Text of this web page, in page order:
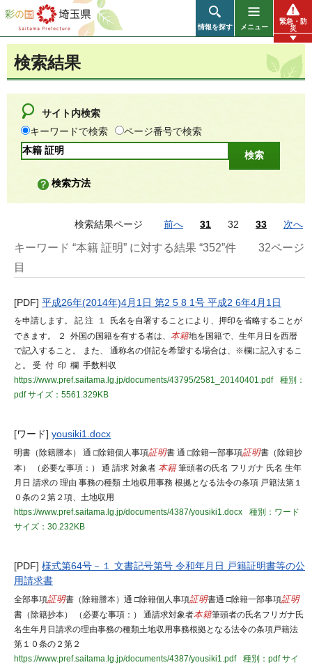
彩の国 埼玉県
情報を探す メニュー
緊急・防
災
検索結果
サイト内検索
キーワードで検索
ページ番号で検索
検索方法
検索結果ページ 前へ 31 32 33 次へ
キーワード “本籍 証明” に対する結果 “352”件
32ページ
目
[PDF] 平成26年(2014年)4月1日 第2 5 8 1号 平成2 6年4月1日
を申請します。 記 注 １ 氏名を自署することにより、押印を省略することが
できます。 ２ 外国の国籍を有する者は、 本籍地を国籍で、生年月日を西暦
で記入すること。 また、 通称名の併記を希望する場合は、※欄に記入するこ
と。 受 付 印 欄 手数料収
https://www.pref.saitama.lg.jp/documents/43795/2581_20140401.pdf
種別：
pdfサイズ：5561.329KB
[ワード] yousiki1.docx
明書（除籍謄本） 通 □除籍個人事項証明書 通 □除籍一部事項証明書（除籍抄
本） （必要な事項：） 通 請求 対象者 本籍筆頭者の氏名 フリガナ 氏名 生年
月日 請求の 理由 事務の種類 土地収用事務 根拠となる法令の条項 戸籍法第１
０条の２第２項、土地収用
https://www.pref.saitama.lg.jp/documents/4387/yousiki1.docx
種別：ワード
サイズ：30.232KB
[PDF] 様式第64号－１ 文書記号第号 令和年月日 戸籍証明書等の公
用請求書
全部事項証明書（除籍謄本）通 □除籍個人事項証明書通 □除籍一部事項証明
書（除籍抄本） （必要な事項：） 通請求対象者本籍筆頭者の氏名フリガナ氏
名生年月日請求の理由事務の種類土地収用事務根拠となる法令の条項戸籍法
第１０条の２第２
https://www.pref.saitama.lg.jp/documents/4387/yousiki1.pdf
種別：pdfサイ